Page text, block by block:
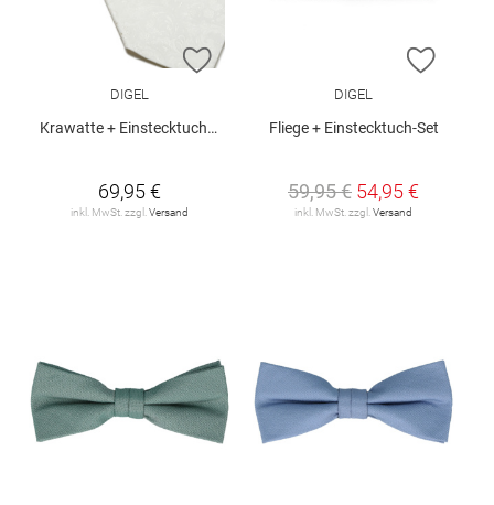
ZUR WUNSCHLISTE HINZUFÜGEN
DIGEL
Krawatte + Einstecktuch-Set "Loy"
69,95 €
inkl. MwSt. zzgl. Versand
ZUR
DIGEL
Fliege + Einstecktuch-Set
59,95 € 54,95 €
inkl. MwSt. zzgl. Versand